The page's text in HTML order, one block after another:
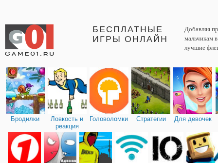
БЕСПЛАТНЫЕ
ИГРЫ ОНЛАЙН
Добавляя
мальчикам
лучшие
Бродилки
Ловкость и
реакция
Головоломки Стратегии Для девочек